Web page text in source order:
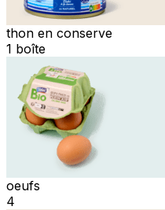
thon en conserve
1 boîte
oeufs
4